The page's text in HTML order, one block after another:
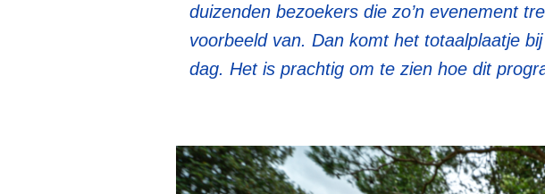
duizenden bezoekers die zo’n evenement
voorbeeld van. Dan komt het totaalplaatje
dag. Het is prachtig om te zien hoe dit